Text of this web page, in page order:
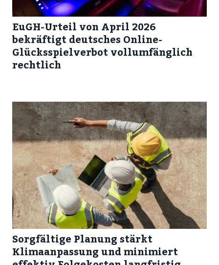
EuGH-Urteil von April 2026
bekräftigt deutsches Online-
Glücksspielverbot vollumfänglich
rechtlich
Sorgfältige Planung stärkt
Klimaanpassung und minimiert